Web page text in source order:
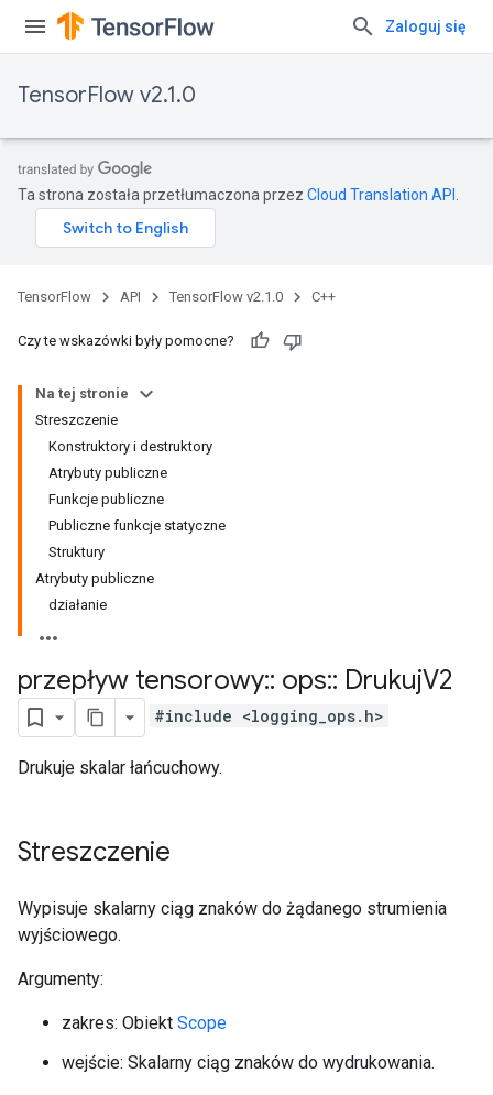
Zaloguj się
TensorFlow v2.1.0
Ta strona została przetłumaczona przez Cloud Translation API
TensorFlow API TensorFlow v2.1.0 C++
Czy te wskazówki były pomocne?
Na tej stronie
Streszczenie
Konstruktory i destruktory
Atrybuty publiczne
Funkcje publiczne
Publiczne funkcje statyczne
Struktury
Atrybuty publiczne
działanie
przepływ tensorowy:: ops:: DrukujV2
#include <logging_ops.h>
Drukuje skalar łańcuchowy.
Streszczenie
Wypisuje skalarny ciąg znaków do żądanego strumienia
wyjściowego.
Argumenty:
zakres: Obiekt Scope
wejście: Skalarny ciąg znaków do wydrukowania.